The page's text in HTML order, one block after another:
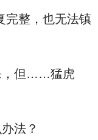
整，也无法镇
但……猛虎
法？